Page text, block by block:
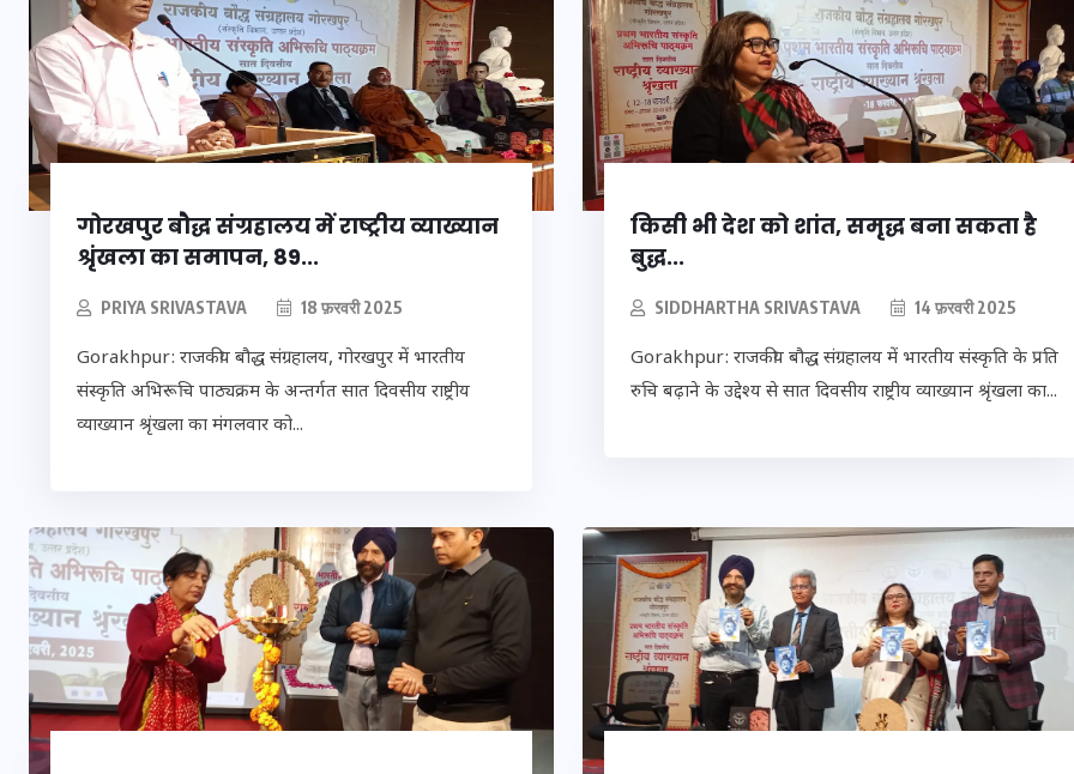
गोरखपुर बौद्ध संग्रहालय में राष्ट्रीय व्याख्यान
श्रृंखला का समापन, 89...
PRIYA SRIVASTAVA 18 फ़रवरी 2025
Gorakhpur: राजकीय बौद्ध संग्रहालय, गोरखपुर में भारतीय
संस्कृति अभिरूचि पाठ्यक्रम के अन्तर्गत सात दिवसीय राष्ट्रीय
व्याख्यान श्रृंखला का मंगलवार को...
किसी भी देश को शांत, समृद्ध बना सकता है
बुद्ध...
SIDDHARTHA SRIVASTAVA 14 फ़रवरी 2025
Gorakhpur: राजकीय बौद्ध संग्रहालय में भारतीय संस्कृति के प्रति
रुचि बढ़ाने के उद्देश्य से सात दिवसीय राष्ट्रीय व्याख्यान श्रृंखला का...
घर में बनाया
बेटी
2025
को मिली बड़ी राहत, 2158
पदों पर बंपर वैकेंसी, जनरल
कोटे में भारी कटौती
29 दिसम्बर 2025
वोटर लिस्ट पुनरीक्षण
कार्यक्रम में हुआ बदलाव, देखें
नई तारीखों की पूरी लिस्ट
30 दिसम्बर 2025